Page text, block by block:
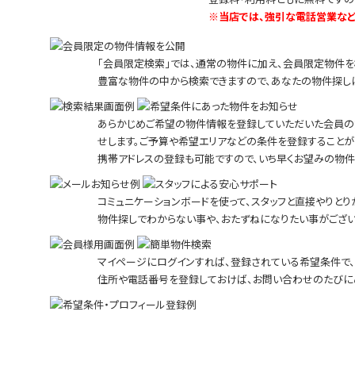
※当店では、強引な電話営業など
「会員限定検索」では、通常の物件に加え、会員限定物件
豊富な物件の中から検索できますので、あなたの物件探
あらかじめご希望の物件情報を登録していただいた会員
せします。ご予算や希望エリアなどの条件を登録することが
携帯アドレスの登録も可能ですので、いち早くお望みの物
コミュニケーションボードを使って、スタッフと直接やりとり
物件探しでわからない事や、おたずねになりたい事がござ
マイページにログインすれば、登録されている希望条件で
住所や電話番号を登録しておけば、お問い合わせのたび